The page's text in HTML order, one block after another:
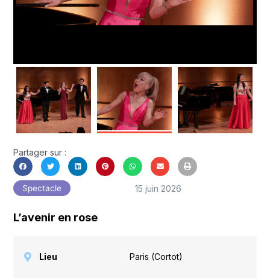
Partager sur :
Spectacle 15 juin 2026
L’avenir en rose
Lieu Paris (Cortot)